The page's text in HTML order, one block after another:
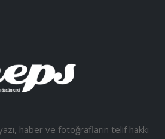
haber ve fotoğrafların telif hakkı